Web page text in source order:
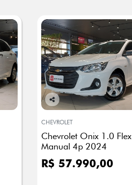
Co
arti
lhe
CHEVROLET
Chevrolet Onix 1.0 Flex
Manual 4p 2024
R$ 57.990,00